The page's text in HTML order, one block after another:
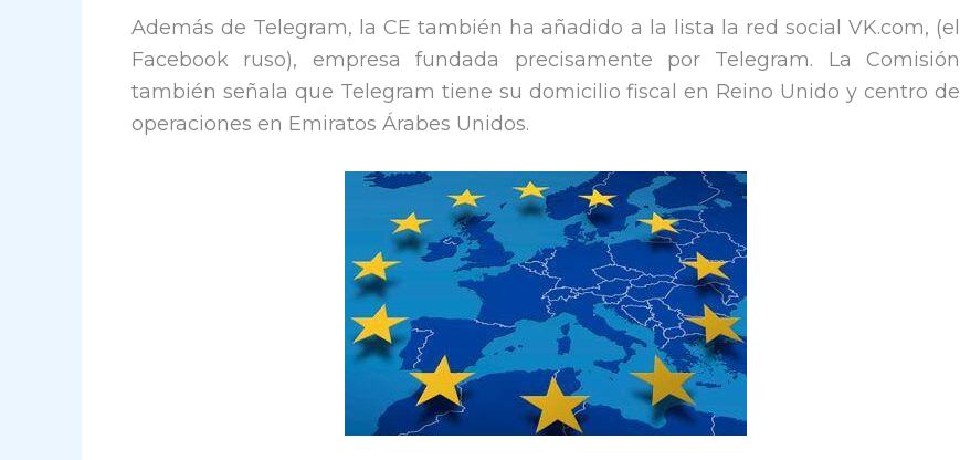
Además de Telegram, la CE también ha añadido a la lista la red social VK.com, (el
Facebook ruso), empresa fundada precisamente por Telegram. La Comisión
también señala que Telegram tiene su domicilio fiscal en Reino Unido y centro de
operaciones en Emiratos Árabes Unidos.